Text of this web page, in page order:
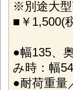
※別途大型
■￥1,500(
●幅135、
み時：幅
●耐荷重量